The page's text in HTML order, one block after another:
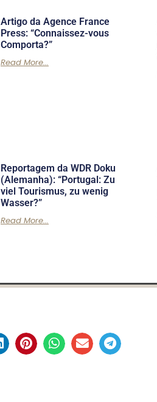
Artigo da Agence France
Press: “Connaissez-vous
Comporta?”
Read More...
Reportagem da WDR Doku
(Alemanha): “Portugal: Zu
viel Tourismus, zu wenig
Wasser?”
Read More...